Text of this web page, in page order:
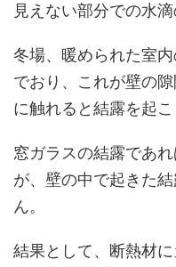
見えない部分での水滴
冬場、暖められた室
でおり、これが壁の
に触れると結露を起こ
窓ガラスの結露であ
が、壁の中で起きた
ん。
結果として、断熱材